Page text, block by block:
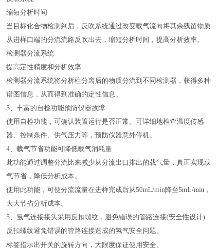
缩短分析时间
当目标化合物检测到后，反吹系统通过改变载气流向将其余残留物质
从进样口端的分流流路反吹出去，缩短分析时间，提高分析效率。
检测器分流系统
提高定性精度和分析效率
检测器分流系统将分析柱分离后的物质分流到不同检测器，获得多种
谱图信息，从而得到准确的定性信息。
3、丰富的自检功能预防仪器故障
使用自检功能，可确认装置运行是否正常。可详细地检查温度传感
器、控制条件、供气压力等，预防仪器意外停机。
4、载气节省功能可降低载气消耗量
此功能通过调整分流比来减少从分流出口排出的载气量，真正实现载
气节省，降低分析成本。
使用此功能，可使分流流量在进样完成后从50mL/min降至5mL/min，
大大节省分析成本。
5、氢气连接接头采用反扣螺纹，避免错误的管路连接(安全性设计)
反扣螺纹避免错误的管路连接造成的氢气安全问题。
标签指示出开关的旋转方向，大 限度保证使用安全。